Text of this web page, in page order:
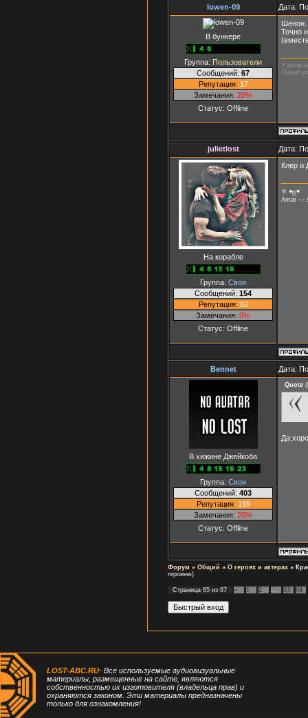
lowen-09 Дата:
В бункере
Группа: Пользователи
Сообщений: 67
Репутация: 17
Замечания: 20%
Статус: Offline
Шенон.
Точно
У меня
Перед
julietlost Дата:
На корабле
Группа: Свои
Сообщений: 154
Репутация: 82
Замечания: 0%
Статус: Offline
Клер и
♔ ♥ஜ♥
Amar —
Bennet Дата:
В хижине Джейкоба
Группа: Свои
Сообщений: 403
Репутация: 199
Замечания: 20%
Статус: Offline
Quote (
Форум » Общий » О героях и актерах »
героиню)
Страница 65 из 67 « 1 2 63 64
LOST-ABC.RU- Все используемые аудиовизуальные
материалы, размещенные на сайте, являются
собственностью их изготовителя (владельца прав) и
охраняются законом. Эти материалы предназначены
только для ознакомления!